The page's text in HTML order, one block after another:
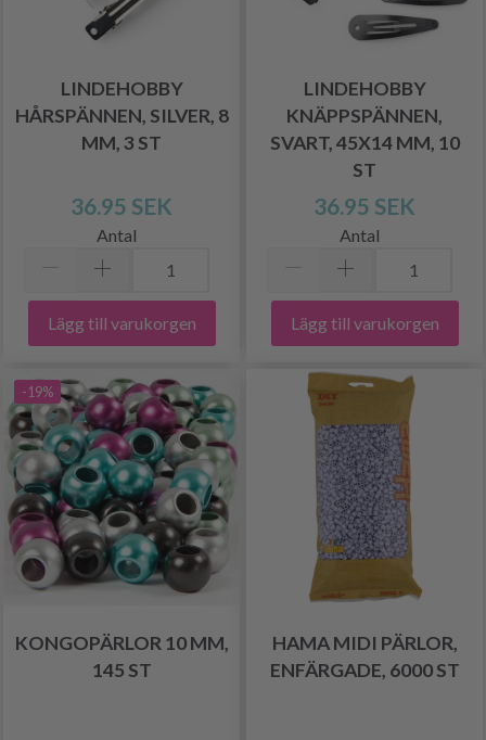
LINDEHOBBY
HÅRSPÄNNEN, SILVER, 8
MM, 3 ST
36.95 SEK
Antal
Lägg till varukorgen
LINDEHOBBY
KNÄPPSPÄNNEN,
SVART, 45X14 MM, 10
ST
36.95 SEK
Antal
Lägg till varukorgen
-19%
KONGOPÄRLOR 10 MM,
145 ST
HAMA MIDI PÄRLOR,
ENFÄRGADE, 6000 ST